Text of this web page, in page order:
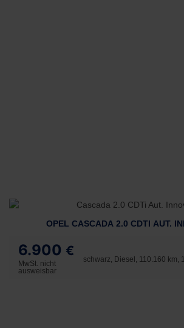
OPEL CASCADA 2.0 CDTI AUT.
6.900 €
MwSt. nicht
ausweisbar
schwarz, Diesel, 110.160 km,